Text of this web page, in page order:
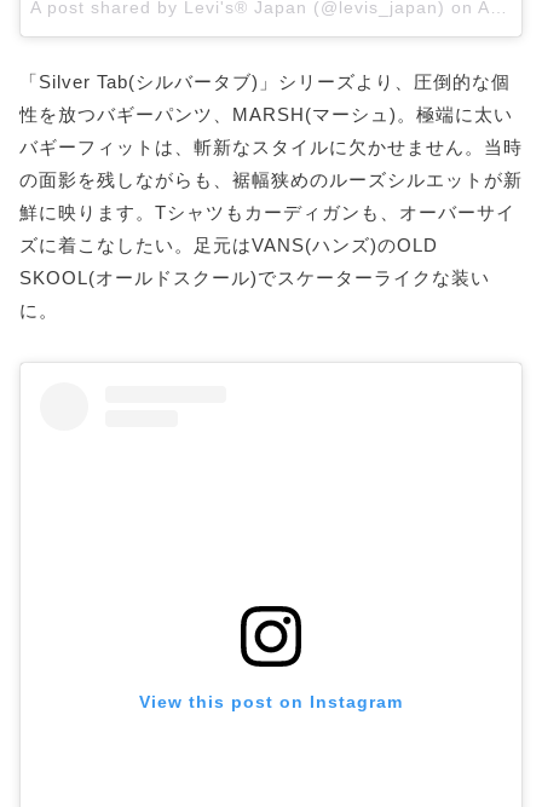
A post shared by Levi's® Japan (@levis_japan) on Aug 10, 2017 at 1:00am PDT
「Silver Tab(シルバータブ)」シリーズより、圧倒的な個
性を放つバギーパンツ、MARSH(マーシュ)。極端に太い
バギーフィットは、斬新なスタイルに欠かせません。当時
の面影を残しながらも、裾幅狭めのルーズシルエットが新
鮮に映ります。Tシャツもカーディガンも、オーバーサイ
ズに着こなしたい。足元はVANS(ハンズ)のOLD
SKOOL(オールドスクール)でスケーターライクな装い
に。
View this post on Instagram